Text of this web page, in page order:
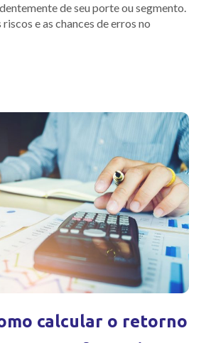
de seu porte ou segmento.
e as chances de erros no
calcular o retorno